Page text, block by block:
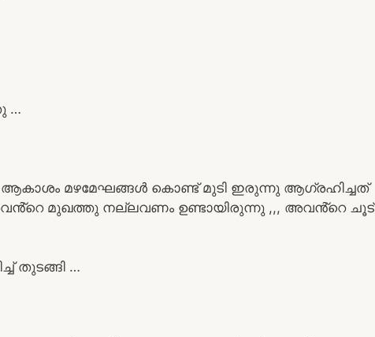
…
മഴമേഘങ്ങൾ കൊണ്ട് മുടി ഇരുന്നു ആഗ്രഹിച്ചത്
മുഖത്തു നല്ലവണം ഉണ്ടായിരുന്നു ,,, അവൻ്റെ ചൂട്
തുടങ്ങി …